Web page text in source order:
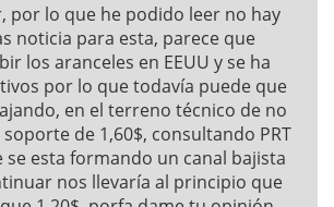
por lo que he podido leer no hay
noticia para esta, parece que
los aranceles en EEUU y se ha
por lo que todavía puede que
en el terreno técnico de no
de 1,60$, consultando PRT
se esta formando un canal bajista
nos llevaría al principio que